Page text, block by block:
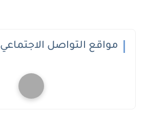
مواقع التواصل الاجتماعي